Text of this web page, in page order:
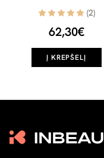
(2)
62,30€
Į KREPŠELĮ